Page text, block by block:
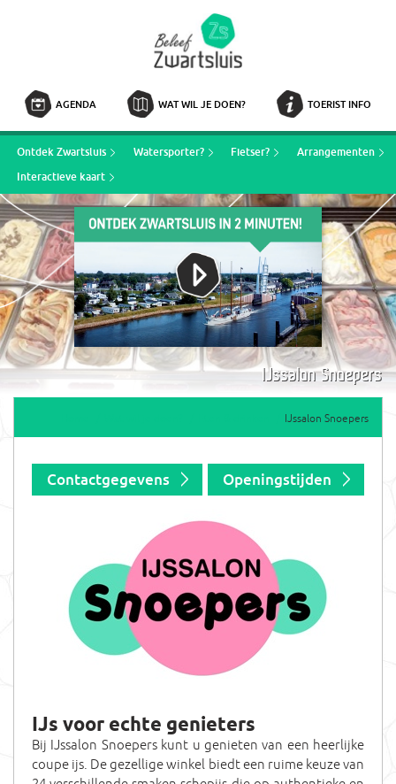
AGENDA WAT WIL JE DOEN? TOERIST INFO
Ontdek Zwartsluis Watersporter? Fietser?
Arrangementen
Interactieve kaart
IJssalon Snoepers
IJssalon Snoepers
Contactgegevens Openingstijden
IJs voor echte genieters
Bij IJssalon Snoepers kunt u genieten van een heerlijke
coupe ijs. De gezellige winkel biedt een ruime keuze van